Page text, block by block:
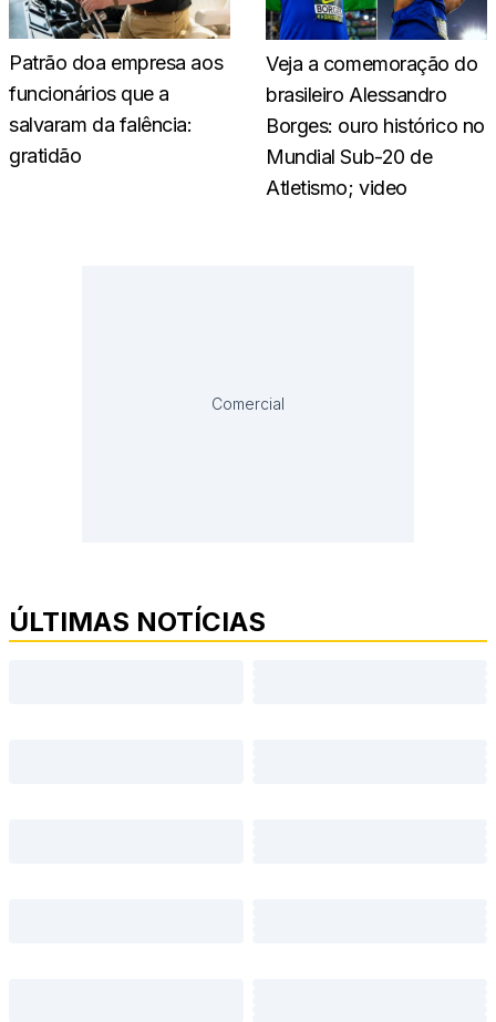
Patrão doa empresa aos
funcionários que a
salvaram da falência:
gratidão
Veja a comemoração do
brasileiro Alessandro
Borges: ouro histórico no
Mundial Sub-20 de
Atletismo; video
Comercial
ÚLTIMAS NOTÍCIAS